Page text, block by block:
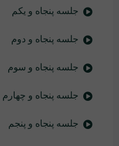
جلسه پنجاه و یکم
جلسه پنجاه و دوم
جلسه پنجاه و سوم
جلسه پنجاه و چهارم
جلسه پنجاه و پنجم